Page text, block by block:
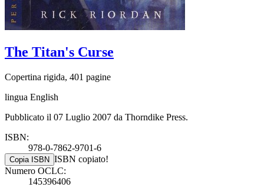
The Titan's Curse
Copertina rigida, 401 pagine
lingua English
Pubblicato il 07 Luglio 2007 da Thorndike Press.
ISBN:
978-0-7862-9701-6
Copia ISBN ISBN copiato!
Numero OCLC:
145396406